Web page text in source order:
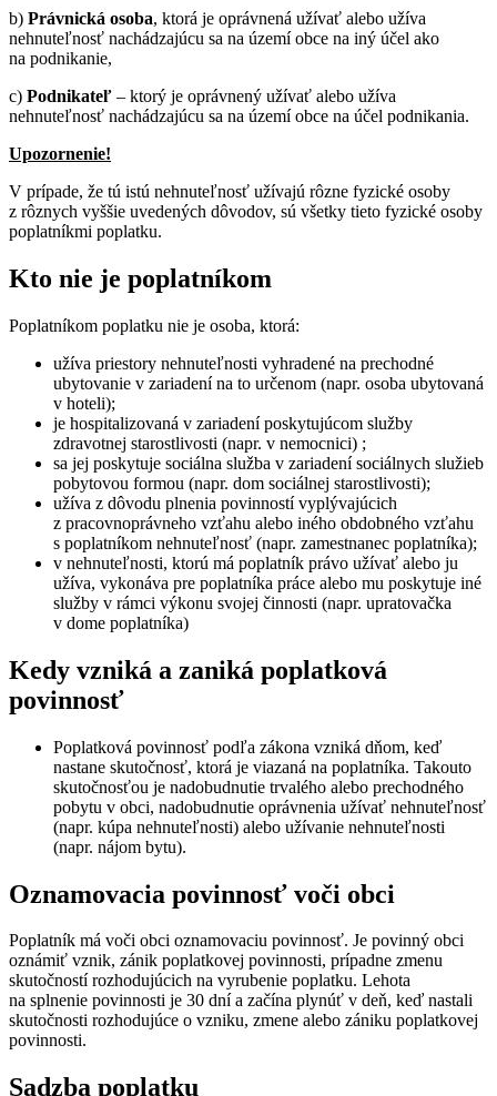
b) Právnická osoba, ktorá je oprávnená užívať alebo užíva
nehnuteľnosť nachádzajúcu sa na území obce na iný účel ako
na podnikanie,
c) Podnikateľ – ktorý je oprávnený užívať alebo užíva
nehnuteľnosť nachádzajúcu sa na území obce na účel podnikania.
Upozornenie!
V prípade, že tú istú nehnuteľnosť užívajú rôzne fyzické osoby
z rôznych vyššie uvedených dôvodov, sú všetky tieto fyzické osoby
poplatníkmi poplatku.
Kto nie je poplatníkom
Poplatníkom poplatku nie je osoba, ktorá:
užíva priestory nehnuteľnosti vyhradené na prechodné
ubytovanie v zariadení na to určenom (napr. osoba ubytovaná
v hoteli);
je hospitalizovaná v zariadení poskytujúcom služby
zdravotnej starostlivosti (napr. v nemocnici) ;
sa jej poskytuje sociálna služba v zariadení sociálnych služieb
pobytovou formou (napr. dom sociálnej starostlivosti);
užíva z dôvodu plnenia povinností vyplývajúcich
z pracovnoprávneho vzťahu alebo iného obdobného vzťahu
s poplatníkom nehnuteľnosť (napr. zamestnanec poplatníka);
v nehnuteľnosti, ktorú má poplatník právo užívať alebo ju
užíva, vykonáva pre poplatníka práce alebo mu poskytuje iné
služby v rámci výkonu svojej činnosti (napr. upratovačka
v dome poplatníka)
Kedy vzniká a zaniká poplatková
povinnosť
Poplatková povinnosť podľa zákona vzniká dňom, keď
nastane skutočnosť, ktorá je viazaná na poplatníka. Takouto
skutočnosťou je nadobudnutie trvalého alebo prechodného
pobytu v obci, nadobudnutie oprávnenia užívať nehnuteľnosť
(napr. kúpa nehnuteľnosti) alebo užívanie nehnuteľnosti
(napr. nájom bytu).
Oznamovacia povinnosť voči obci
Poplatník má voči obci oznamovaciu povinnosť. Je povinný obci
oznámiť vznik, zánik poplatkovej povinnosti, prípadne zmenu
skutočností rozhodujúcich na vyrubenie poplatku. Lehota
na splnenie povinnosti je 30 dní a začína plynúť v deň, keď nastali
skutočnosti rozhodujúce o vzniku, zmene alebo zániku poplatkovej
povinnosti.
Sadzba poplatku